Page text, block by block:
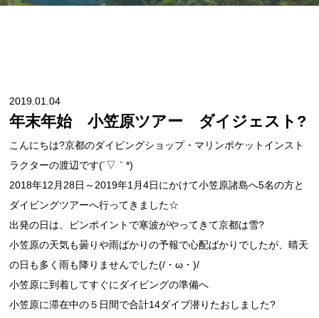
2019.01.04
年末年始 小笠原ツアー ダイジェスト?
こんにちは?京都のダイビングショップ・マリンポケットインスト
ラクターの渡辺です(´▽｀*)
2018年12月28日～2019年1月4日にかけて小笠原諸島へ5名の方と
ダイビングツアーへ行ってきました☆
出発の日は、ピンポイントで寒波がやってきて京都は雪?
小笠原の天気も曇りや雨ばかりの予報で心配ばかりでしたが、晴天
の日も多く雨も降りませんでした(/・ω・)/
小笠原に到着してすぐにダイビングの準備へ
小笠原に滞在中の５日間で合計14ダイブ潜りたおしました?